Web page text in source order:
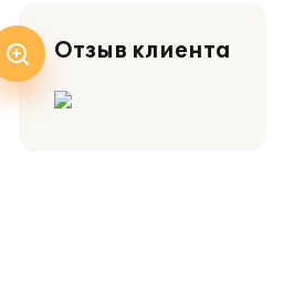
Отзыв клиента